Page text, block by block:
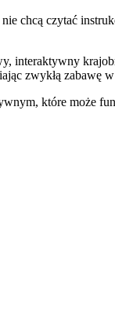
chcą czytać
interaktywny
zwykłą zabawę
które może